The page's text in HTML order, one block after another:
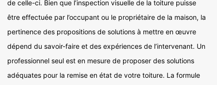
de celle-ci. Bien que l’inspection visuelle de la toiture puisse
être effectuée par l’occupant ou le propriétaire de la maison, la
pertinence des propositions de solutions à mettre en œuvre
dépend du savoir-faire et des expériences de l’intervenant. Un
professionnel seul est en mesure de proposer des solutions
adéquates pour la remise en état de votre toiture. La formule